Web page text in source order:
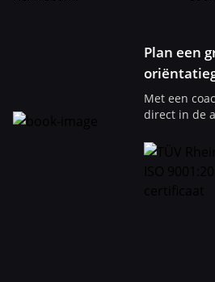
Plan een
Met een
direct in de